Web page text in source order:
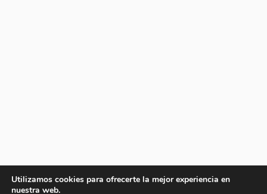
Utilizamos cookies para ofrecerte la mejor experiencia en
nuestra web.